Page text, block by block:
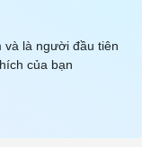
và là người đầu tiên
của bạn